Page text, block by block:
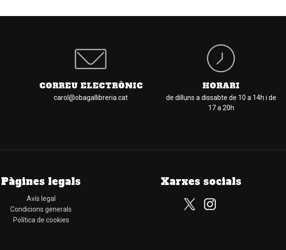
CORREU ELECTRÒNIC
carol@obagallibreria.cat
HORARI
de dilluns a dissabte de 10 a 14h i de
17 a 20h
Pàgines legals
Avís legal
Condicions generals
Política de cookies
Xarxes socials